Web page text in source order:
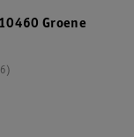
10460 Groene
6